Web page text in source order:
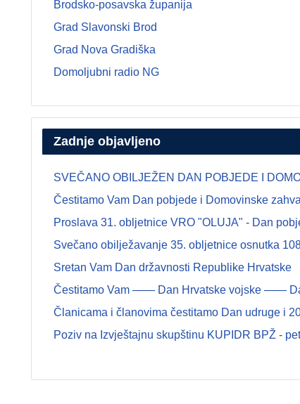
Brodsko-posavska županija
Grad Slavonski Brod
Grad Nova Gradiška
Domoljubni radio NG
Zadnje objavljeno
SVEČANO OBILJEŽEN DAN POBJEDE I
Čestitamo Vam Dan pobjede i Domovinske
Proslava 31. obljetnice VRO "OLUJA" - Dan
Svečano obilježavanje 35. obljetnice osnutka
Sretan Vam Dan državnosti Republike Hrvatske
Čestitamo Vam —— Dan Hrvatske vojske ——
Članicama i članovima čestitamo Dan udruge i
Poziv na Izvještajnu skupštinu KUPIDR BPŽ -